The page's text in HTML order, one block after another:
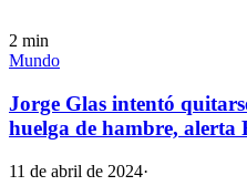
2 min
Mundo
Jorge Glas intentó
huelga de hambre, alerta
11 de abril de 2024·